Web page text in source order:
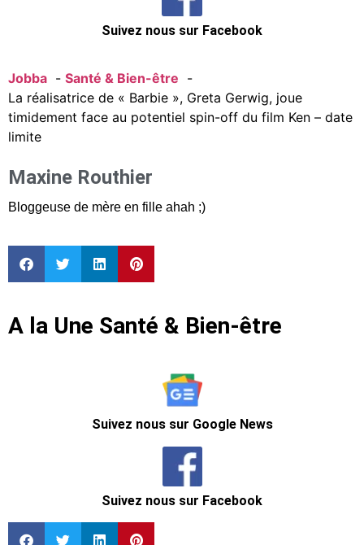
Suivez nous sur Facebook
Jobba
Santé & Bien-être
La réalisatrice de « Barbie », Greta Gerwig, joue
timidement face au potentiel spin-off du film Ken – date
limite
Maxine Routhier
Bloggeuse de mère en fille ahah ;)
A la Une Santé & Bien-être
Suivez nous sur Google News
Suivez nous sur Facebook